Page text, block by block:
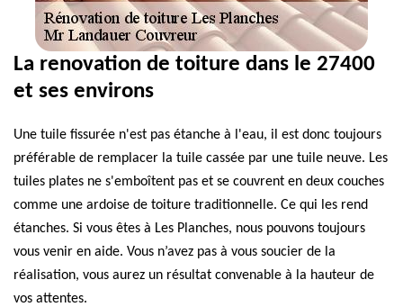
La renovation de toiture dans le 27400
et ses environs
Une tuile fissurée n'est pas étanche à l'eau, il est donc toujours
préférable de remplacer la tuile cassée par une tuile neuve. Les
tuiles plates ne s'emboîtent pas et se couvrent en deux couches
comme une ardoise de toiture traditionnelle. Ce qui les rend
étanches. Si vous êtes à Les Planches, nous pouvons toujours
vous venir en aide. Vous n’avez pas à vous soucier de la
réalisation, vous aurez un résultat convenable à la hauteur de
vos attentes.